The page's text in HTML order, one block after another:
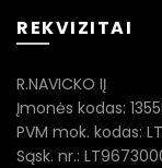
REKVIZITAI
R.NAVICKO IĮ
Įmonės kodas:
PVM mok. kodas:
Sąsk. nr.: